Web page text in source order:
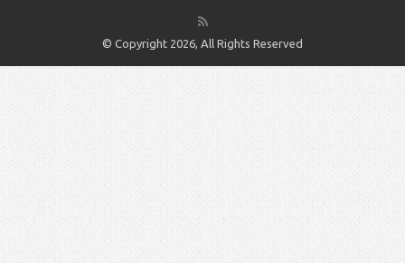
© Copyright 2026, All Rights Reserved